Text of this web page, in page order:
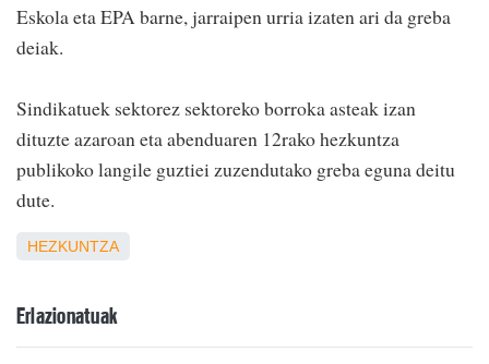
Eskola eta EPA barne, jarraipen urria izaten ari da greba
deiak.
Sindikatuek sektorez sektoreko borroka asteak izan
dituzte azaroan eta abenduaren 12rako hezkuntza
publikoko langile guztiei zuzendutako greba eguna deitu
dute.
HEZKUNTZA
Erlazionatuak